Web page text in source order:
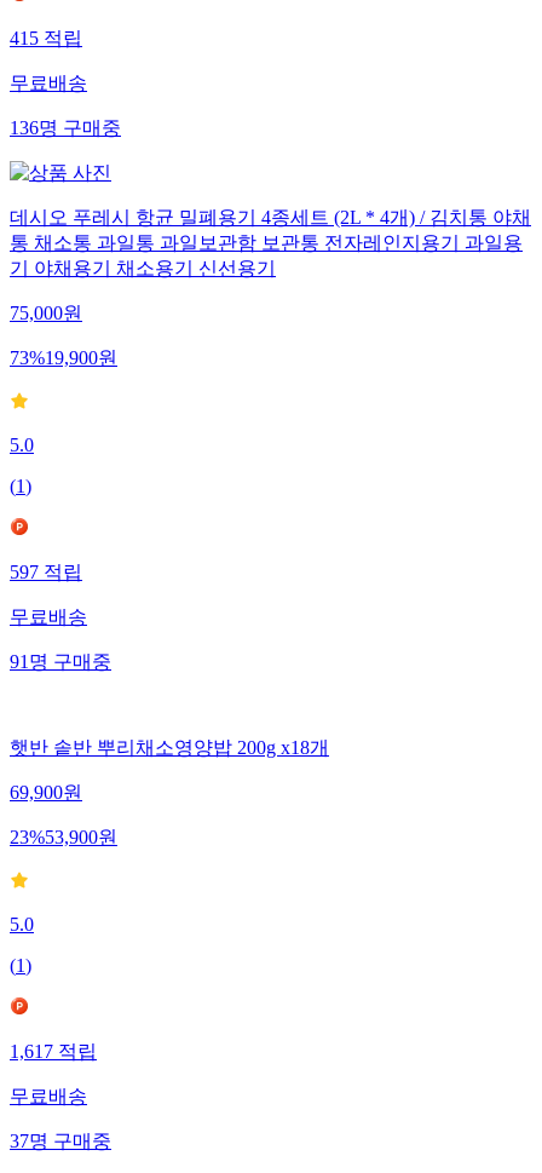
415적립
무료배송
136명구매중
데시오 푸레시 항균 밀폐용기 4종세트 (2L * 4개) / 김치통 야채
통 채소통 과일통 과일보관함 보관통 전자레인지용기 과일용
기 야채용기 채소용기 신선용기
75,000원
73%19,900원
5.0
(1)
597적립
무료배송
91명구매중
햇반 솥반 뿌리채소영양밥 200g x18개
69,900원
23%53,900원
5.0
(1)
1,617적립
무료배송
37명구매중